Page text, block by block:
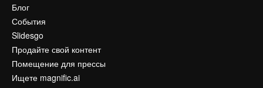
Блог
События
Slidesgo
Продайте свой контент
Помещение для прессы
Ищете magnific.ai